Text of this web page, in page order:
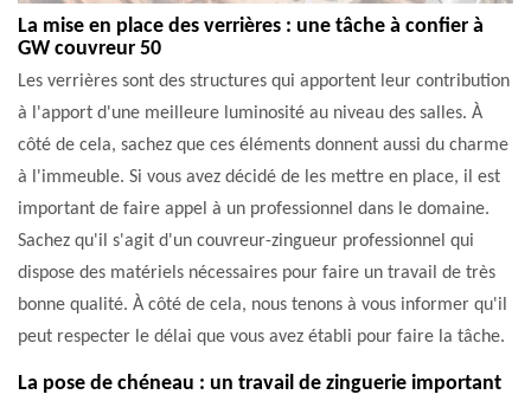
La mise en place des verrières : une tâche à confier à
GW couvreur 50
Les verrières sont des structures qui apportent leur contribution
à l'apport d'une meilleure luminosité au niveau des salles. À
côté de cela, sachez que ces éléments donnent aussi du charme
à l'immeuble. Si vous avez décidé de les mettre en place, il est
important de faire appel à un professionnel dans le domaine.
Sachez qu'il s'agit d'un couvreur-zingueur professionnel qui
dispose des matériels nécessaires pour faire un travail de très
bonne qualité. À côté de cela, nous tenons à vous informer qu'il
peut respecter le délai que vous avez établi pour faire la tâche.
La pose de chéneau : un travail de zinguerie important